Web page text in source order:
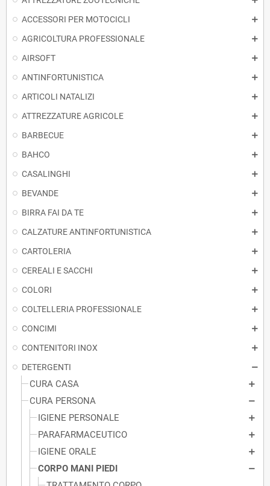
ACCESSORI PER MOTOCICLI
AGRICOLTURA PROFESSIONALE
AIRSOFT
ANTINFORTUNISTICA
ARTICOLI NATALIZI
ATTREZZATURE AGRICOLE
BARBECUE
BAHCO
CASALINGHI
BEVANDE
BIRRA FAI DA TE
CALZATURE ANTINFORTUNISTICA
CARTOLERIA
CEREALI E SACCHI
COLORI
COLTELLERIA PROFESSIONALE
CONCIMI
CONTENITORI INOX
DETERGENTI
CURA CASA
CURA PERSONA
IGIENE PERSONALE
PARAFARMACEUTICO
IGIENE ORALE
CORPO MANI PIEDI